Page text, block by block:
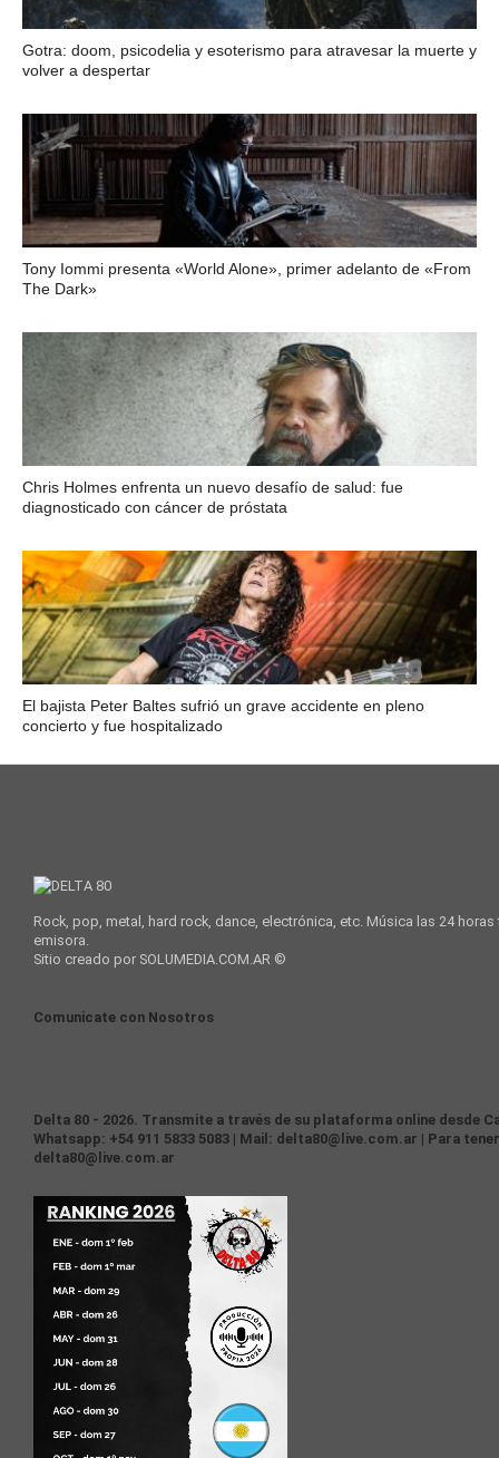
Gotra: doom, psicodelia y esoterismo para atravesar la muerte y
volver a despertar
Tony Iommi presenta «World Alone», primer adelanto de «From
The Dark»
Chris Holmes enfrenta un nuevo desafío de salud: fue
diagnosticado con cáncer de próstata
El bajista Peter Baltes sufrió un grave accidente en pleno
concierto y fue hospitalizado
Rock, pop, metal, hard rock, dance, electrónica, etc. Música las 24
emisora.
Sitio creado por SOLUMEDIA.COM.AR ©
Comunicate con Nosotros
Delta 80 - 2026. Transmite a través de su plataforma online desde
Whatsapp: +54 911 5833 5083 | Mail: delta80@live.com.ar | Para
delta80@live.com.ar